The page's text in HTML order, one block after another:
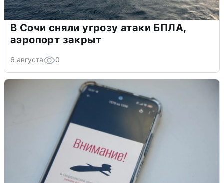
В Сочи сняли угрозу атаки БПЛА,
аэропорт закрыт
6 августа 0